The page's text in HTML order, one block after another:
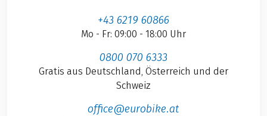
+43 6219 60866
Mo - Fr: 09:00 - 18:00 Uhr
0800 070 6333
Gratis aus Deutschland, Österreich und der
Schweiz
office@eurobike.at